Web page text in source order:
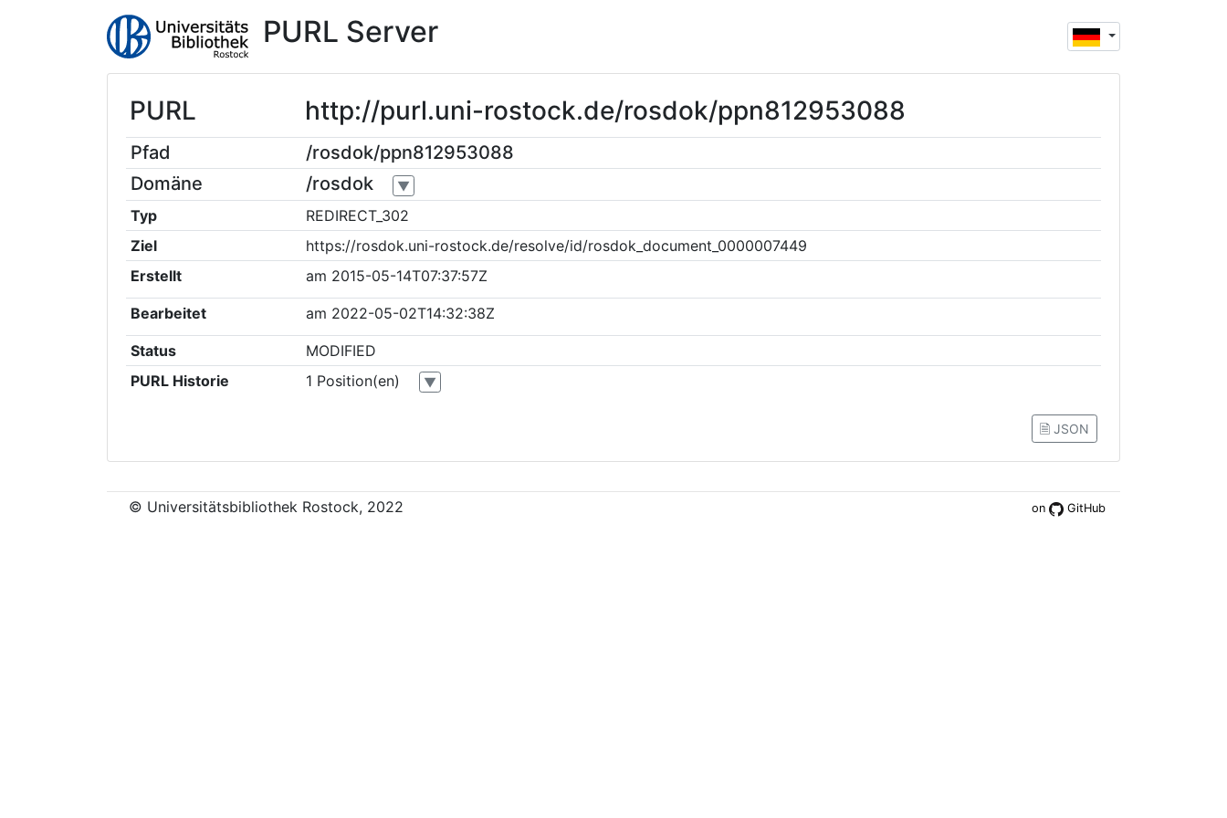
PURL Server
PURL http://purl.uni-rostock.de/rosdok/ppn812953088
Pfad
/rosdok/ppn812953088
Domäne
/rosdok ▼
Typ
REDIRECT_302
Ziel
https://rosdok.uni-rostock.de/resolve/id/rosdok_document_0000007449
Erstellt
am 2015-05-14T07:37:57Z
Bearbeitet am 2022-05-02T14:32:38Z
Status
MODIFIED
PURL Historie
1 Position(en) ▼
🗎 JSON
on GitHub
© Universitätsbibliothek Rostock, 2022